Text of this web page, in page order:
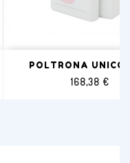
POLTRONA
Prezzo
168,38 €